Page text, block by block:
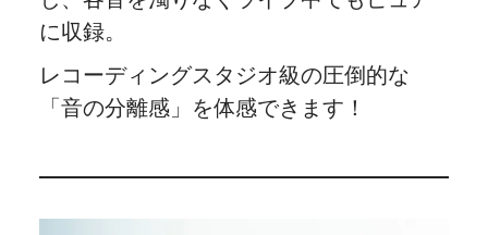
に収録。
レコーディングスタジオ級の圧倒的な
「音の分離感」を体感できます！